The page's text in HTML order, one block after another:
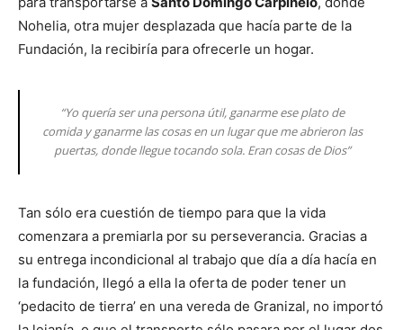
Nohelia, otra mujer desplazada que hacía parte de la
Fundación, la recibiría para ofrecerle un hogar.
“Yo quería ser una persona útil, ganarme ese plato de
comida y ganarme las cosas en un lugar que me abrieron las
puertas, donde llegue tocando sola. Eran cosas de Dios”
Tan sólo era cuestión de tiempo para que la vida
comenzara a premiarla por su perseverancia. Gracias a
su entrega incondicional al trabajo que día a día hacía en
la fundación, llegó a ella la oferta de poder tener un
‘pedacito de tierra’ en una vereda de Granizal, no importó